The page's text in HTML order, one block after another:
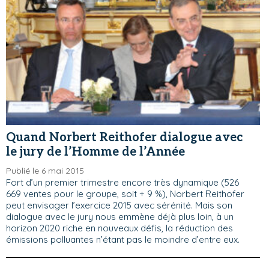
Quand Norbert Reithofer dialogue avec
le jury de l’Homme de l’Année
Publié le 6 mai 2015
Fort d’un premier trimestre encore très dynamique (526
669 ventes pour le groupe, soit + 9 %), Norbert Reithofer
peut envisager l’exercice 2015 avec sérénité. Mais son
dialogue avec le jury nous emmène déjà plus loin, à un
horizon 2020 riche en nouveaux défis, la réduction des
émissions polluantes n’étant pas le moindre d’entre eux.